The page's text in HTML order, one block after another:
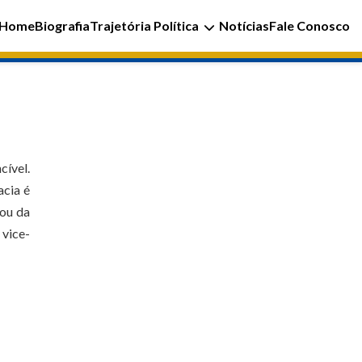
BiografiaTrajetória Política NotíciasFale Conosco
é
da